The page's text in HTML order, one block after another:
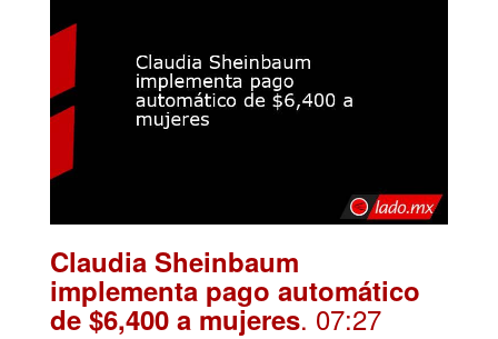
Claudia Sheinbaum
implementa pago automático
de $6,400 a mujeres. 07:27